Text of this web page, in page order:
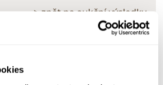
> zpět na aukční výsledky